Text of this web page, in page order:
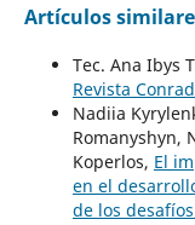
Artículos
Tec. Ana Ibys
Revista
Nadiia
Romanyshyn,
Koperlos, El
en el
de los